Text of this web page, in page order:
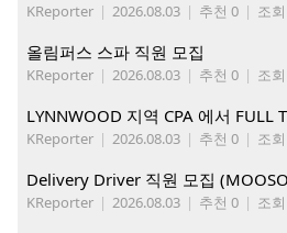
KReporter | 2026.08.03 | 추천 0 | 조
올림퍼스 스파 직원 모집
KReporter | 2026.08.03 | 추천 0 | 조
KReporter | 2026.08.03 | 추천 0 | 조
Delivery Driver 직원 모집
KReporter | 2026.08.03 | 추천 0 | 조